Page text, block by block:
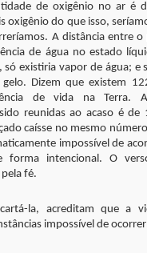
de oxigênio no ar é
oxigênio do que isso,
A distância entre o
de água no estado
existiria vapor de água; e
Dizem que existem
de vida na Terra.
reunidas ao acaso é de
caísse no mesmo
impossível de
forma intencional. O
fé.
la, acreditam que a
impossível de ocorrer